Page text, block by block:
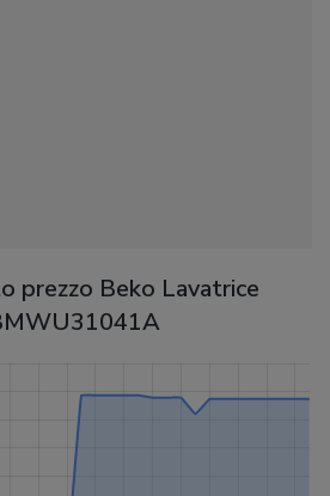
prezzo Beko Lavatrice